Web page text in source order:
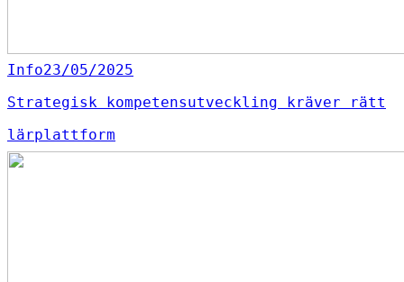
Info23/05/2025
Strategisk kompetensutveckling kräver rätt
lärplattform